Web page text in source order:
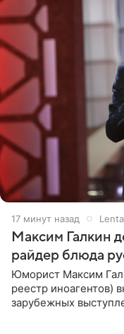
17 минут назад
Максим Галкин
райдер блюда
Юморист Максим
реестр иноагентов)
зарубежных